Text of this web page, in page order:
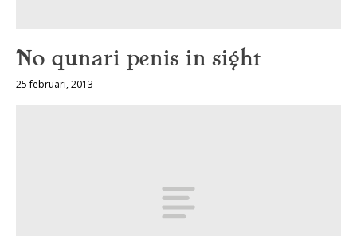
No qunari penis in sight
25 februari, 2013